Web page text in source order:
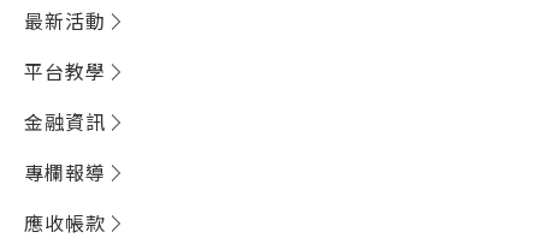
最新活動
平台教學
金融資訊
專欄報導
應收帳款